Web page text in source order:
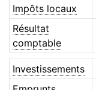
Impôts locaux
Résultat
comptable
Investissements